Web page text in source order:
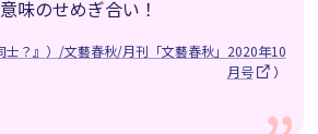
味のせめぎ合い！
士？』）/文藝春秋/月刊「文藝春秋」2020年10
月号
）